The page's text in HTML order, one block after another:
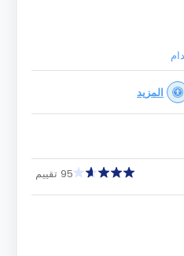
المزيد
95 تقييم